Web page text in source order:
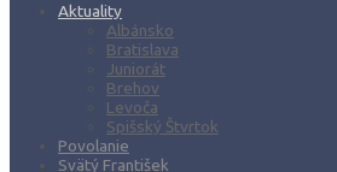
Aktuality
Albánsko
Bratislava
Juniorát
Brehov
Levoča
Spišský Štvrtok
Povolanie
Svätý František